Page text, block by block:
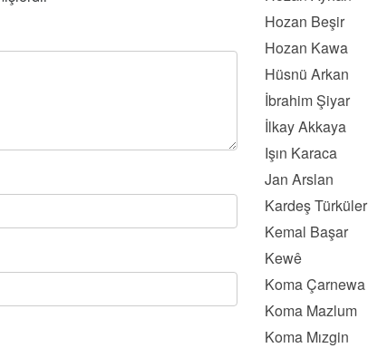
Hozan Beşir
Hozan Kawa
Hüsnü Arkan
İbrahim Şiyar
İlkay Akkaya
Işın Karaca
Jan Arslan
Kardeş Türküler
Kemal Başar
Kewê
Koma Çarnewa
Koma Mazlum
Koma Mızgin